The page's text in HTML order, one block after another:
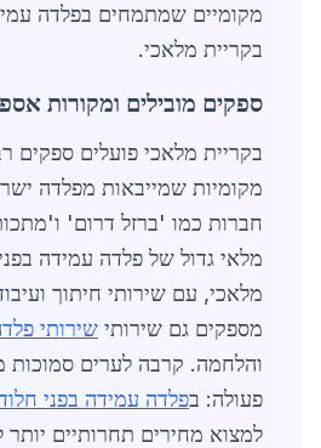
מקומיים שמתמחים בפלדה
בקריית מלאכי.
ספקים מובילים ומקורות
בקריית מלאכי פועלים ספקים
מקומיות שמייבאות מפלדה
חברות כמו 'ברזל דרום'
מלאי גדול של פלדה עמידה
מלאכי, עם שירותי חיתוך
מספקים גם שירותי שירותי
והלחמה. קרבה לערים סמוכות
פעולה: בפלדה עמידה בפני
למצוא מחירים תחרותיים יותר